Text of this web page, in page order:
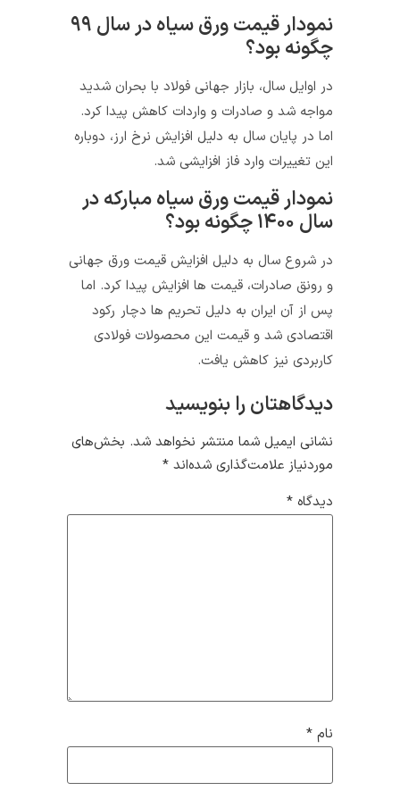
نمودار قیمت ورق سیاه در سال ۹۹
چگونه بود؟
در اوایل سال، بازار جهانی فولاد با بحران شدید
مواجه شد و صادرات و واردات کاهش پیدا کرد.
اما در پایان سال به دلیل افزایش نرخ ارز، دوباره
این تغییرات وارد فاز افزایشی شد.
نمودار قیمت ورق سیاه مبارکه در
در شروع سال به دلیل افزایش قیمت ورق جهانی
و رونق صادرات، قیمت ها افزایش پیدا کرد. اما
پس از آن ایران به دلیل تحریم ها دچار رکود
اقتصادی شد و قیمت این محصولات فولادی
کاربردی نیز کاهش یافت.
دیدگاهتان را بنویسید
نشانی ایمیل شما منتشر نخواهد شد. بخش‌های
موردنیاز علامت‌گذاری شده‌اند*